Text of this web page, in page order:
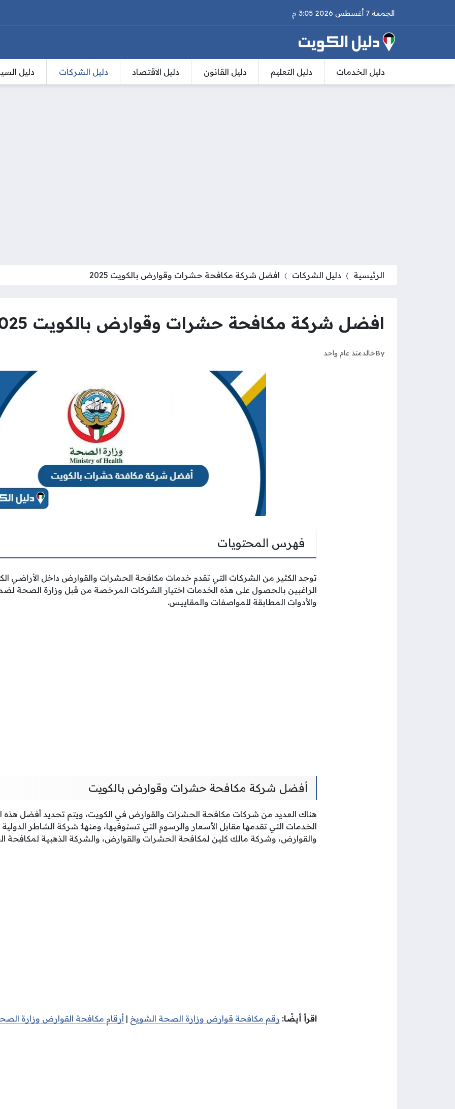
الجمعة 7 أغسطس 2026 3:05 م
دليل الخدمات دليل التعليم دليل القانون دليل الاقتصاد دليل الشركات دليل
الرئيسية دليل الشركات افضل شركة مكافحة حشرات وقوارض بالكويت 2025
افضل شركة مكافحة حشرات وقوارض بالكويت 2025
Byخالدمنذ عام واحد
فهرس المحتويات
توجد الكثير من الشركات التي تقدم خدمات مكافحة الحشرات والقوارض داخل الأراضي
الراغبين بالحصول على هذه الخدمات اختيار الشركات المرخصة من قبل وزارة الصحة
والأدوات المطابقة للمواصفات والمقاييس.
أفضل شركة مكافحة حشرات وقوارض بالكويت
هناك العديد من شركات مكافحة الحشرات والقوارض في الكويت، ويتم تحديد أفضل هذه
الخدمات التي تقدمها مقابل الأسعار والرسوم التي تستوفيها، ومنها: شركة الشاطر
والقوارض، وشركة مالك كلين لمكافحة الحشرات والقوارض، والشركة الذهبية لمكافحة
اقرأ أيضًا: رقم مكافحة قوارض وزارة الصحة الشويخ | أرقام مكافحة القوارض وزارة